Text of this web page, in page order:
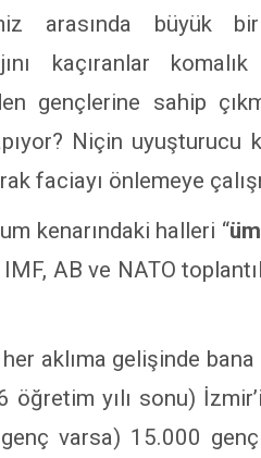
arasında büyük bir
kaçıranlar
gençlerine sahip
Niçin uyuşturucu
faciayı önlemeye
kenarındaki halleri “
AB ve NATO
aklıma gelişinde bana
öğretim yılı sonu)
varsa) 15.000 genç